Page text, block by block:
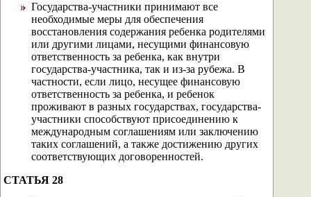
Государства-участники принимают все
необходимые меры для обеспечения
восстановления содержания ребенка родителями
или другими лицами, несущими финансовую
ответственность за ребенка, как внутри
государства-участника, так и из-за рубежа. В
частности, если лицо, несущее финансовую
ответственность за ребенка, и ребенок
проживают в разных государствах, государства-
участники способствуют присоединению к
международным соглашениям или заключению
таких соглашений, а также достижению других
соответствующих договоренностей.
СТАТЬЯ 28